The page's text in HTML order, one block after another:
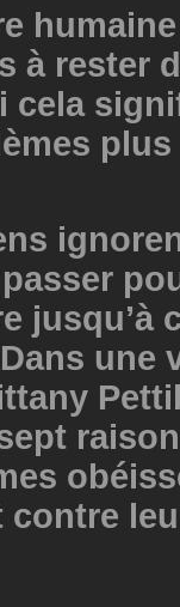
à rester
cela
jusqu’à
une
contre